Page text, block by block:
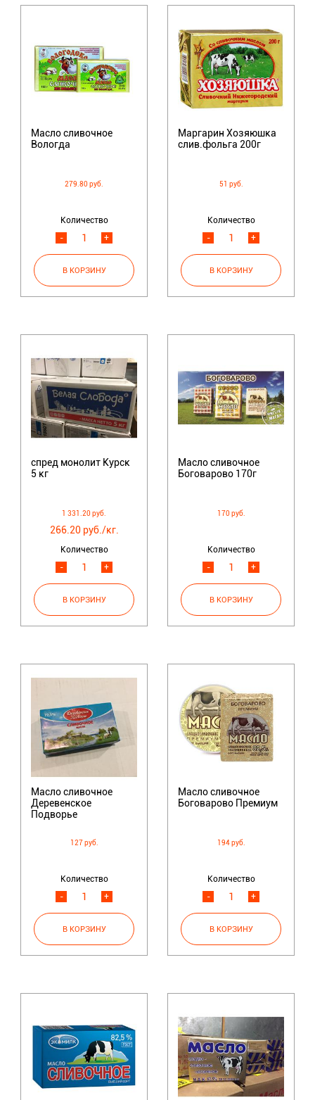
Масло сливочное
Вологда
279.80 руб.
Количество
+
-
Маргарин Хозяюшка
слив.фольга 200г
51 руб.
Количество
+
-
спред монолит Курск
5 кг
1 331.20 руб.
266.20 руб./кг.
Количество
+
-
Масло сливочное
Боговарово 170г
170 руб.
Количество
+
-
Масло сливочное
Деревенское
Подворье
127 руб.
Количество
+
-
Масло сливочное
Боговарово Премиум
194 руб.
Количество
+
-